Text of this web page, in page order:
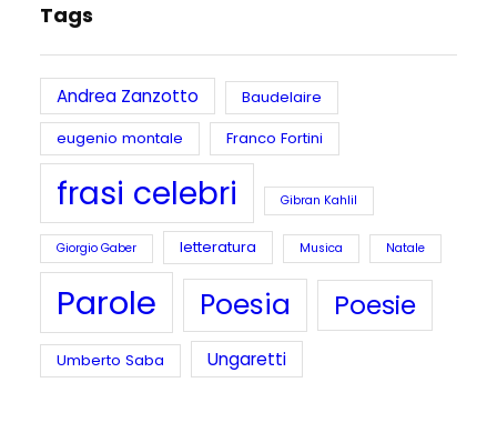
Tags
Andrea Zanzotto
Baudelaire
eugenio montale
Franco Fortini
frasi celebri Gibran Kahlil
Giorgio Gaber letteratura Musica Natale
Parole Poesia Poesie
Umberto Saba Ungaretti